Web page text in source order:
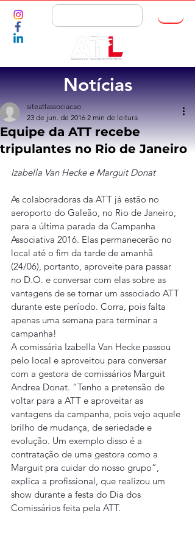
Notícias
Equipe da ATT recebe
tripulantes no Rio de Janeiro
siteatlassociacao
23 de jun. de 2016 2 min de leitura
Izabella Van Hecke e Marguit Donat
As colaboradoras da ATT já estão no
aeroporto do Galeão, no Rio de Janeiro,
para a última parada da Campanha
Associativa 2016. Elas permanecerão no
local até o fim da tarde de amanhã
(24/06), portanto, aproveite para passar
no D.O. e conversar com elas sobre as
vantagens de se tornar um associado ATT
durante este período. Corra, pois falta
apenas uma semana para terminar a
campanha!
A comissária Izabella Van Hecke passou
pelo local e aproveitou para conversar
com a gestora de comissários Marguit
Andrea Donat. “Tenho a pretensão de
voltar para a ATT e aproveitar as
vantagens da campanha, pois vejo aquele
brilho de mudança, de seriedade e
evolução. Um exemplo disso é a
contratação de uma gestora como a
Marguit pra cuidar do nosso grupo”,
explica a profissional, que realizou um
show durante a festa do Dia dos
Comissários feita pela ATT.